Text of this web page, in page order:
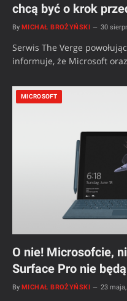
chcą być o krok
By MICHAŁ BROŻYŃSKI 30
Serwis The Verge
informuje, że Microsoft
MICROSOFT
O nie! Microsofcie,
Surface Pro nie
By MICHAŁ BROŻYŃSKI 23